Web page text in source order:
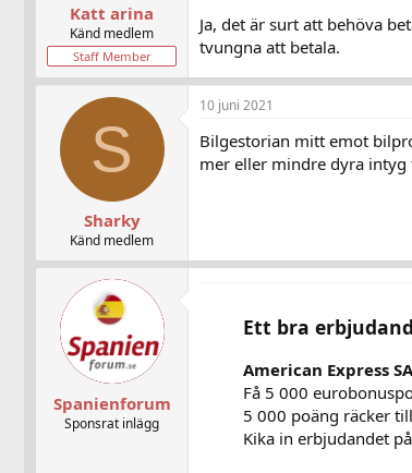
Katt arina
Känd medlem
Staff Member
Ja, det är surt att behöva
tvungna att betala.
S
Sharky
Känd medlem
10 juni 2021
Bilgestorian mitt emot
mer eller mindre dyra
Spanienforum
Sponsrat inlägg
Ett bra
American Express
Få 5 000
5 000 poäng räcker
Kika in erbjudandet på